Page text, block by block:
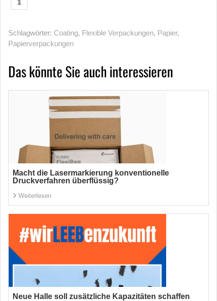
Schlagwörter: Coating, Flexible Verpackungen, Papier,
Papierverpackungen
Das könnte Sie auch interessieren
Macht die Lasermarkierung konventionelle
Druckverfahren überflüssig?
Weiterlesen
Neue Halle soll zusätzliche Kapazitäten schaffen